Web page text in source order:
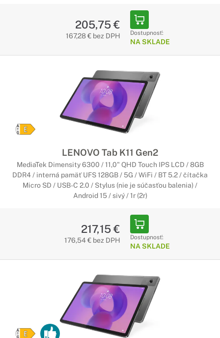
205,75 €
167,28 € bez DPH Dostupnosť:
NA SKLADE
LENOVO Tab K11 Gen2
MediaTek Dimensity 6300 / 11,0" QHD Touch IPS LCD / 8GB
DDR4 / interná pamäť UFS 128GB / 5G / WiFi / BT 5.2 / čítačka
Micro SD / USB-C 2.0 / Stylus (nie je súčasťou balenia) /
Android 15 / sivý / 1r (2r)
217,15 €
176,54 € bez DPH Dostupnosť:
NA SKLADE